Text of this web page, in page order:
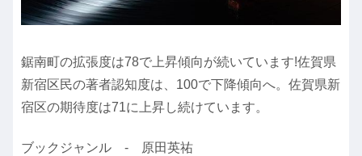
鋸南町の拡張度は78で上昇傾向が続いています!佐賀県
新宿区民の著者認知度は、100で下降傾向へ。佐賀県新
宿区の期待度は71に上昇し続けています。
ブックジャンル - 原田英祐